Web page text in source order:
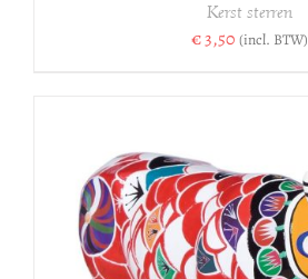
Kerst sterren
€3,50 (incl. BTW)